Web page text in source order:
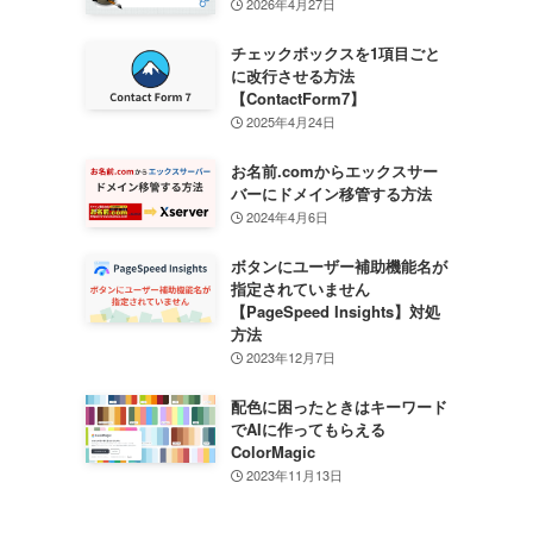
チェックボックスを1項目ごと
に改行させる方法
【ContactForm7】
2025年4月24日
お名前.comからエックスサー
バーにドメイン移管する方法
2024年4月6日
ボタンにユーザー補助機能名が
指定されていません
【PageSpeed Insights】対処
方法
2023年12月7日
配色に困ったときはキーワード
でAIに作ってもらえる
ColorMagic
2023年11月13日